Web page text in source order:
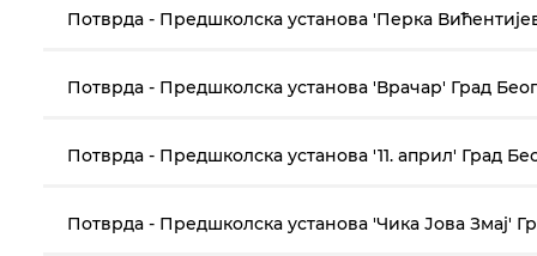
Потврда - Предшколска установа 'Перка
Потврда - Предшколска установа 'Врачар' Град
Потврда - Предшколска установа '11. април' Град
Потврда - Предшколска установа 'Чика Јова Змај'